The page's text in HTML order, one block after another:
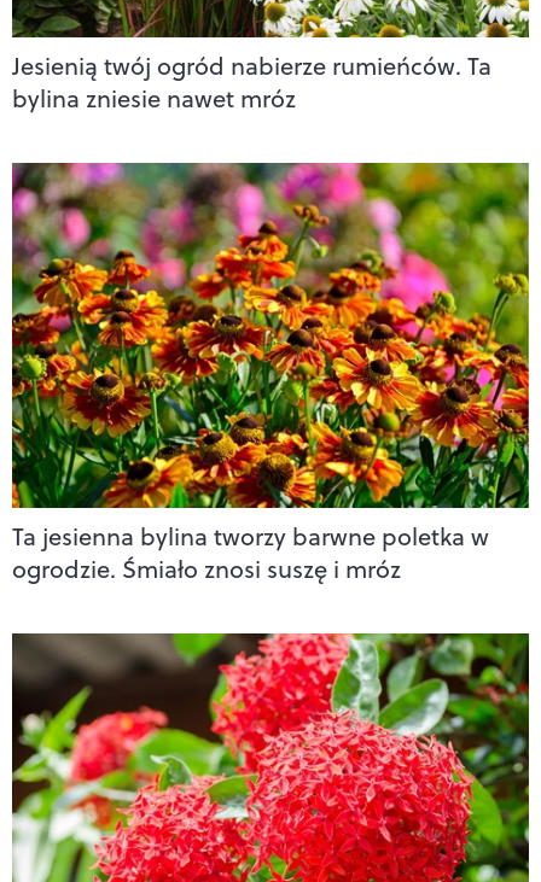
Jesienią twój ogród nabierze rumieńców. Ta
bylina zniesie nawet mróz
Ta jesienna bylina tworzy barwne poletka w
ogrodzie. Śmiało znosi suszę i mróz